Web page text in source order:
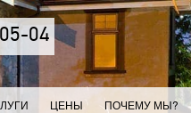
04
ЦЕНЫ ПОЧЕМУ МЫ?